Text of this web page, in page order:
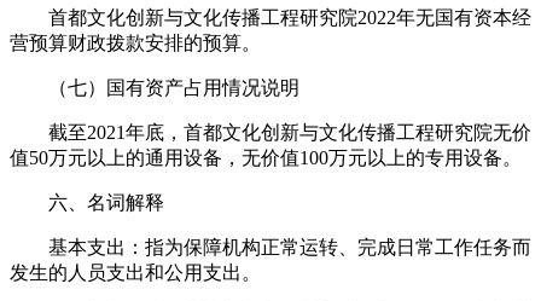
首都文化创新与文化传播工程研究院2022年无国有资本经
营预算财政拨款安排的预算。
（七）国有资产占用情况说明
截至2021年底，首都文化创新与文化传播工程研究院无价
值50万元以上的通用设备，无价值100万元以上的专用设备。
六、名词解释
基本支出：指为保障机构正常运转、完成日常工作任务而
发生的人员支出和公用支出。